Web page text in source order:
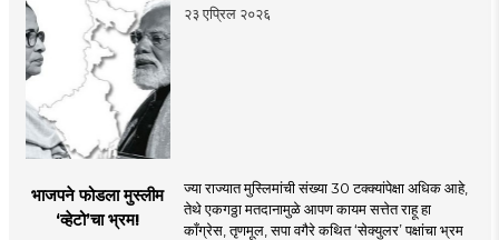
२३ एप्रिल २०२६
भाजपने फोडला मुस्लीम
‌‘व्हेटो‌’चा भ्रम!
ज्या राज्यात मुस्लिमांची संख्या 30 टक्क्यांपेक्षा अधिक आहे,
तेथे एकगठ्ठा मतदानामुळे आपण कायम सत्तेत राहू हा
काँग्रेस, तृणमूल, सपा वगैरे कथित ‌‘सेक्युलर‌’ पक्षांचा भ्रम